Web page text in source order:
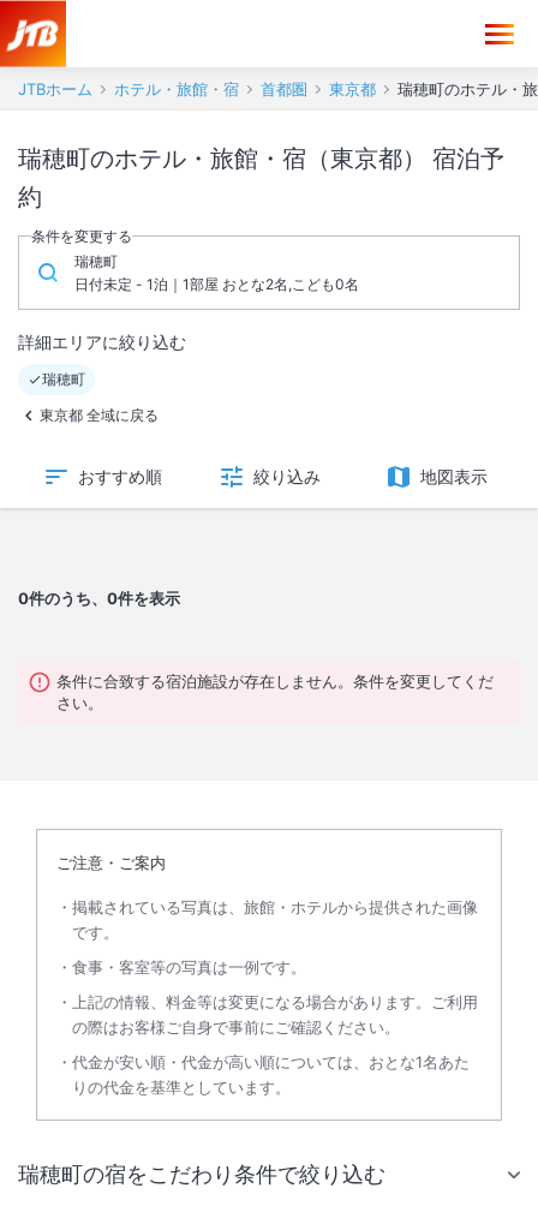
JTBホーム ホテル・旅館・宿 首都圏 東京都 瑞穂町のホテル・
瑞穂町のホテル・旅館・宿（東京都） 宿泊予
約
条件を変更する
瑞穂町
日付未定 - 1泊｜1部屋 おとな2名,こども0名
詳細エリアに絞り込む
瑞穂町
東京都 全域に戻る
おすすめ順 絞り込み 地図表示
0件のうち、0件を表示
条件に合致する宿泊施設が存在しません。条件を変更してくだ
さい。
ご注意・ご案内
掲載されている写真は、旅館・ホテルから提供された画像
です。
食事・客室等の写真は一例です。
上記の情報、料金等は変更になる場合があります。ご利用
の際はお客様ご自身で事前にご確認ください。
代金が安い順・代金が高い順については、おとな1名あた
りの代金を基準としています。
瑞穂町の宿をこだわり条件で絞り込む